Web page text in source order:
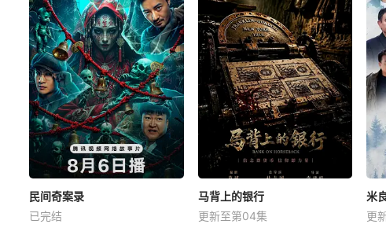
民间奇案录
已完结
马背上的银行
更新至第04集
米
更